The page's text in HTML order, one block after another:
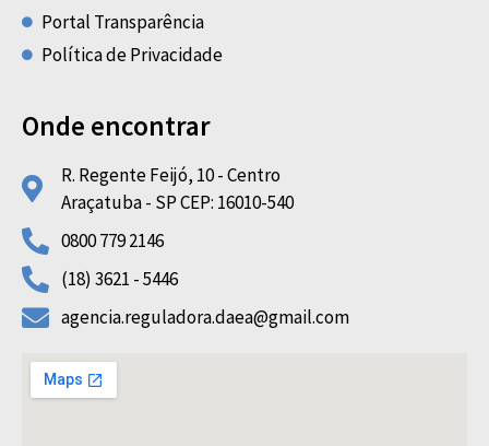
Portal Transparência
Política de Privacidade
Onde encontrar
R. Regente Feijó, 10 - Centro
Araçatuba - SP CEP: 16010-540
0800 779 2146
(18) 3621 - 5446
agencia.reguladora.daea@gmail.com